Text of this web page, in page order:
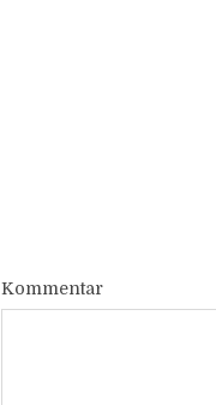
Kommentar